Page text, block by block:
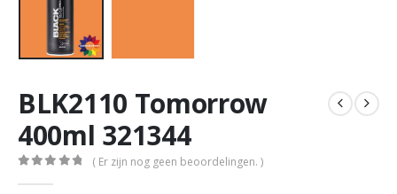
BLK2110 Tomorrow
400ml 321344
( Er zijn nog geen beoordelingen. )